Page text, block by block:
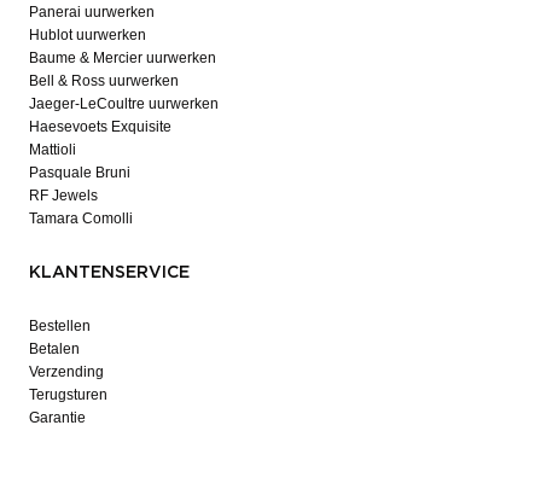
Panerai uurwerken
Hublot uurwerken
Baume & Mercier uurwerken
Bell & Ross uurwerken
Jaeger-LeCoultre uurwerken
Haesevoets Exquisite
Mattioli
Pasquale Bruni
RF Jewels
Tamara Comolli
KLANTENSERVICE
Bestellen
Betalen
Verzending
Terugsturen
Garantie